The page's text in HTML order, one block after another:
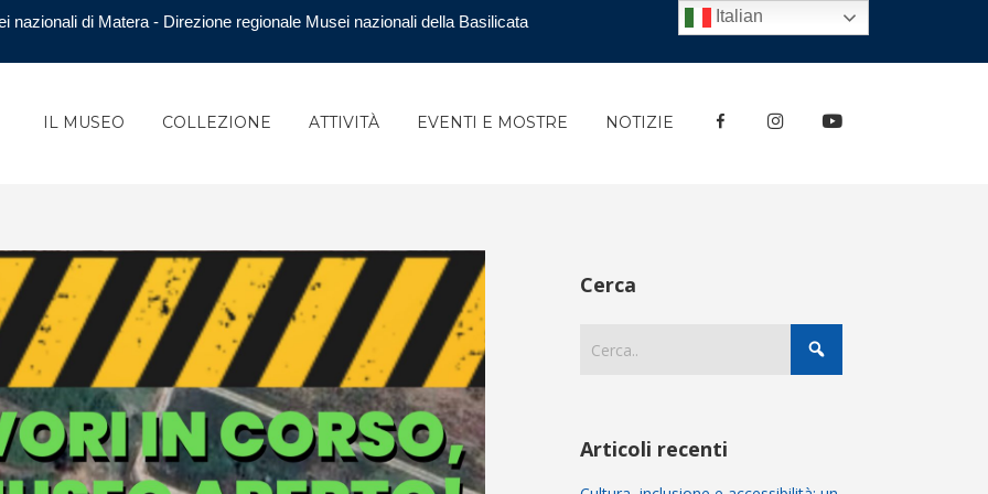
nazionali di Matera - Direzione regionale Musei nazionali della Basilicata
IL MUSEO COLLEZIONE ATTIVITÀ EVENTI E MOSTRE NOTIZIE FACEBOOKINSTAGRAMYOUTUBE
Cerca
Articoli recenti
Italian